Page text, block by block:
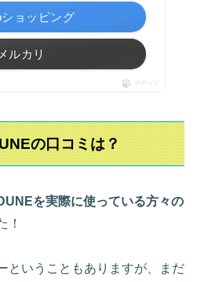
ョッピング
メルカリ
ポチップ
の口コミは？
を実際に使っている方々の
！
ということもありますが、まだ